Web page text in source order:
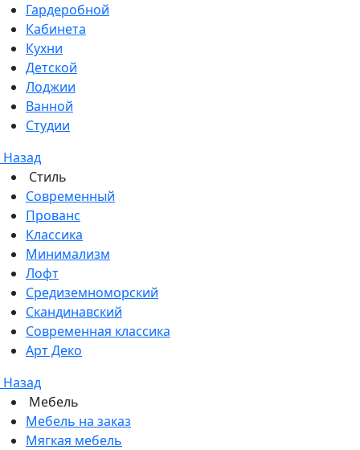
Гардеробной
Кабинета
Кухни
Детской
Лоджии
Ванной
Студии
Назад
Стиль
Современный
Прованс
Классика
Минимализм
Лофт
Средиземноморский
Скандинавский
Современная классика
Арт Деко
Назад
Мебель
Мебель на заказ
Мягкая мебель